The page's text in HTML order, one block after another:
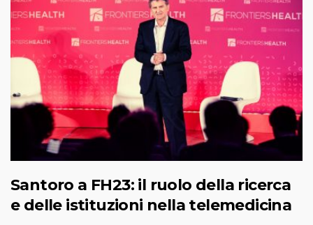
Santoro a FH23: il ruolo della ricerca
e delle istituzioni nella telemedicina